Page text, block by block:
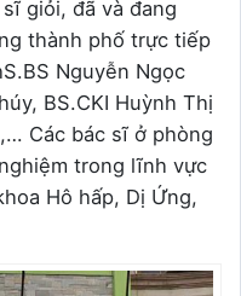
giỏi, đã và đang
thành phố trực tiếp
Nguyễn Ngọc
BS.CKI Huỳnh Thị
Các bác sĩ ở phòng
trong lĩnh vực
Hô hấp, Dị Ứng,